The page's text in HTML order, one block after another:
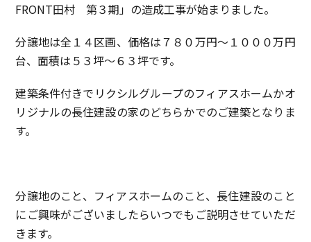
FRONT田村 第３期」の造成工事が始まりました。
分譲地は全１４区画、価格は７８０万円～１０００万円
台、面積は５３坪～６３坪です。
建築条件付きでリクシルグループのフィアスホームかオ
リジナルの長住建設の家のどちらかでのご建築となりま
す。
分譲地のこと、フィアスホームのこと、長住建設のこと
にご興味がございましたらいつでもご説明させていただ
きます。